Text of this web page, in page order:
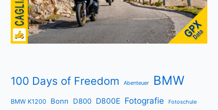
100 Days of Freedom Abenteuer BMW
BMW K1200 Bonn D800 D800E Fotografie Fotoschule